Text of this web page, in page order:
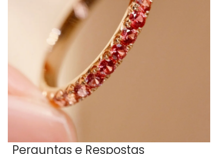
Perguntas e Respostas